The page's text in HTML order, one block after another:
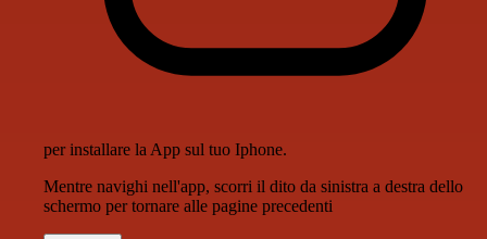
per installare la App sul tuo Iphone.
Mentre navighi nell'app, scorri il dito da sinistra a destra dello
schermo per tornare alle pagine precedenti